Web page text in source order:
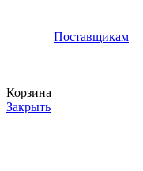
Поставщикам
Корзина
Закрыть